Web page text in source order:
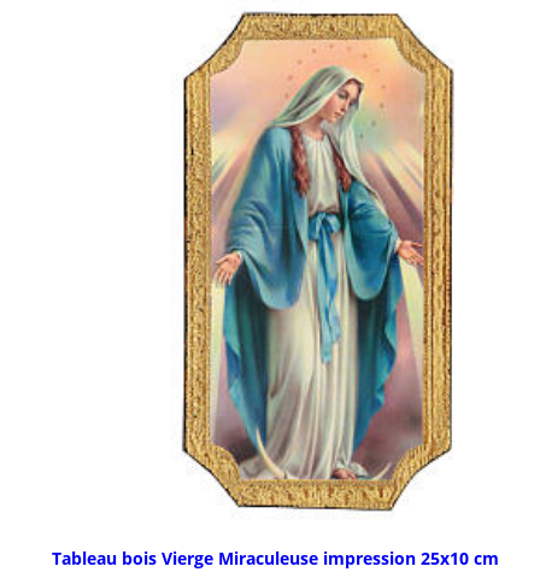
Tableau bois Vierge Miraculeuse impression 25x10 cm